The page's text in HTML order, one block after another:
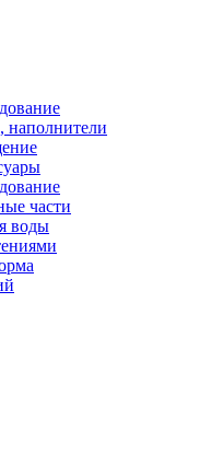
наполнители
части
воды